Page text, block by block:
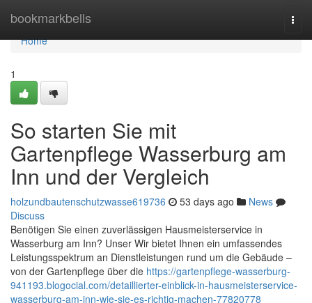
bookmarkbells
Home
Home
1
So starten Sie mit
Gartenpflege Wasserburg am
Inn und der Vergleich
holzundbautenschutzwasse619736 53 days ago
News
Discuss
Benötigen Sie einen zuverlässigen Hausmeisterservice in
Wasserburg am Inn? Unser Wir bietet Ihnen ein umfassendes
Leistungsspektrum an Dienstleistungen rund um die Gebäude –
von der Gartenpflege über die https://gartenpflege-wasserburg-
941193.blogocial.com/detaillierter-einblick-in-hausmeisterservice-
wasserburg-am-inn-wie-sie-es-richtig-machen-77820778